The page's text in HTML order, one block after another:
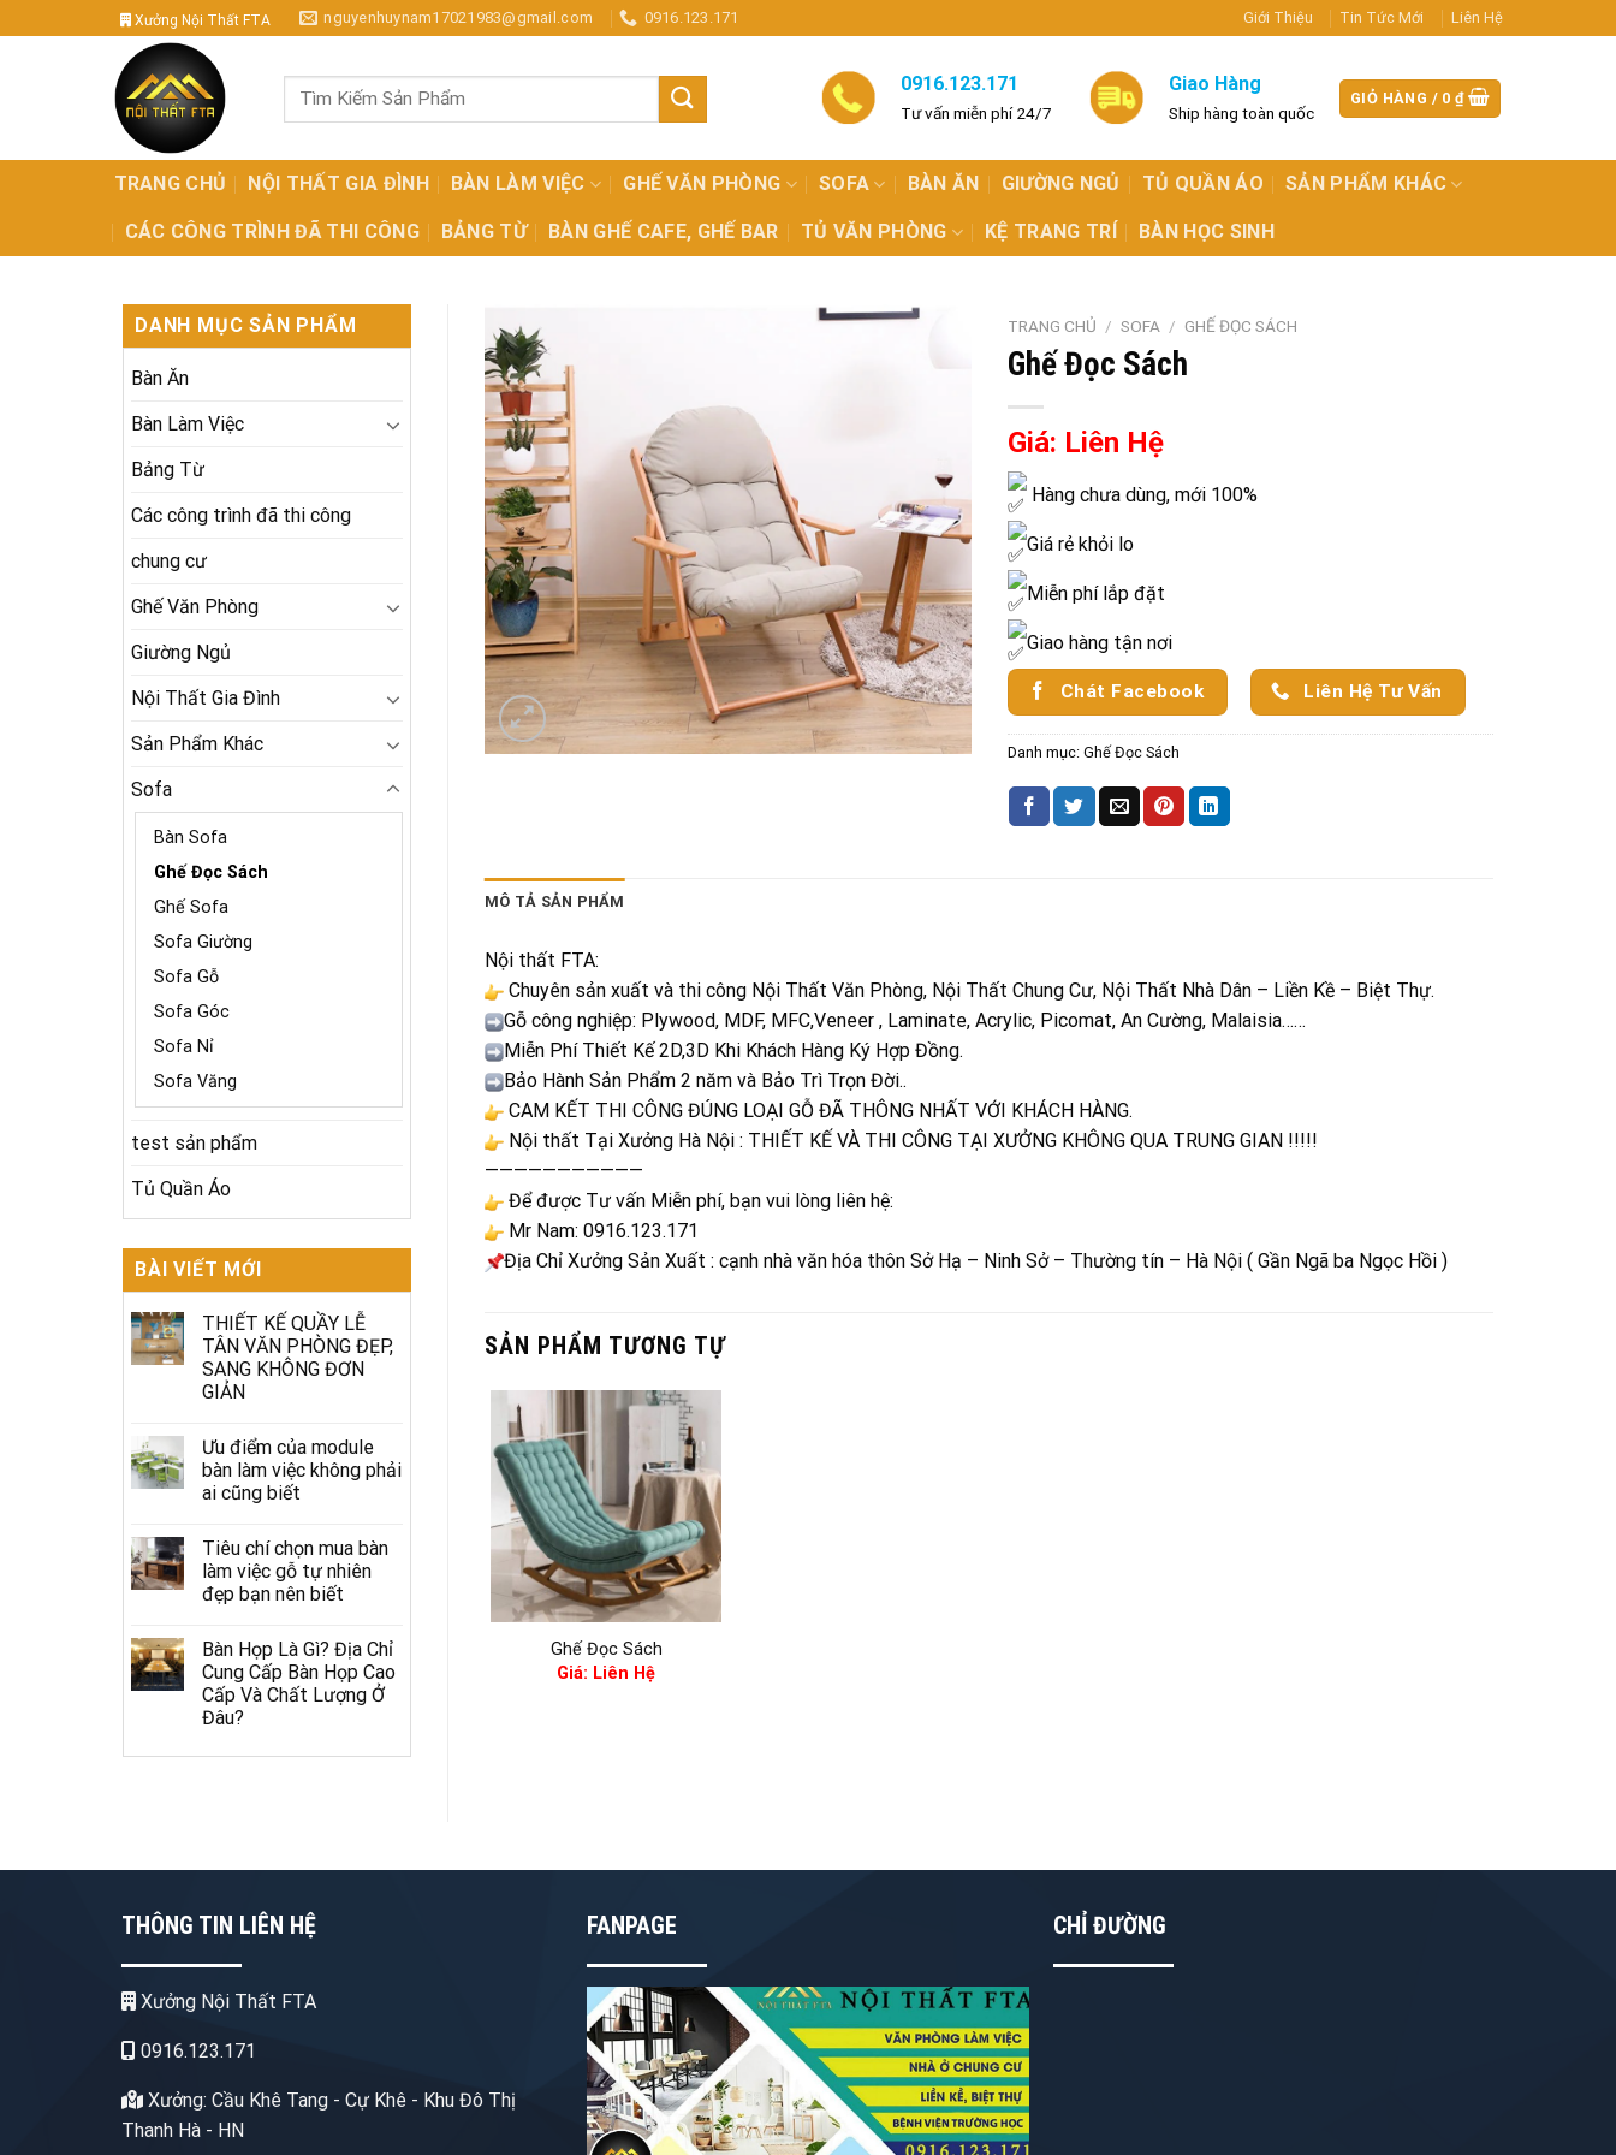
to
Xưởng Nội Thất FTA nguyenhuynam17021983@gmail.com 0916.123.171 Giới Thiệu Tin Tức Mới Liên Hệ
Tìm
0916.123.171
Tư vấn miễn phí 24/7
Giao Hàng
Ship hàng toàn quốc
GIỎ HÀNG / 0₫
TRANG CHỦ NỘI THẤT GIA ĐÌNH BÀN LÀM VIỆC GHẾ VĂN PHÒNG SOFA BÀN ĂN GIƯỜNG NGỦ TỦ QUẦN ÁO SẢN PHẨM KHÁC
CÁC CÔNG TRÌNH ĐÃ THI CÔNG BẢNG TỪ BÀN GHẾ CAFE, GHẾ BAR TỦ VĂN PHÒNG KỆ TRANG TRÍ BÀN HỌC SINH
DANH MỤC SẢN PHẨM
Bàn Ăn
Bàn Làm Việc
Bảng Từ
Các công trình đã thi công
chung cư
Ghế Văn Phòng
Giường Ngủ
Nội Thất Gia Đình
Sản Phẩm Khác
Sofa
Bàn Sofa
Ghế Đọc Sách
Ghế Sofa
Sofa Giường
Sofa Gỗ
Sofa Góc
Sofa Nỉ
Sofa Văng
test sản phẩm
Tủ Quần Áo
BÀI VIẾT MỚI
THIẾT KẾ QUẦY LỄ
TÂN VĂN PHÒNG ĐẸP,
SANG KHÔNG ĐƠN
GIẢN
Ưu điểm của module
bàn làm việc không phải
ai cũng biết
Tiêu chí chọn mua bàn
làm việc gỗ tự nhiên
đẹp bạn nên biết
Bàn Họp Là Gì? Địa Chỉ
Cung Cấp Bàn Họp Cao
Cấp Và Chất Lượng Ở
Đâu?
TRANG CHỦ / SOFA / GHẾ ĐỌC SÁCH
Ghế Đọc Sách
Giá: Liên Hệ
Hàng chưa dùng, mới 100%
Giá rẻ khỏi lo
Miễn phí lắp đặt
Giao hàng tận nơi
Chát Facebook Liên Hệ Tư Vấn
Danh mục: Ghế Đọc Sách
MÔ TẢ SẢN PHẨM
Nội thất FTA:
Chuyên sản xuất và thi công Nội Thất Văn Phòng, Nội Thất Chung Cư, Nội Thất Nhà Dân – Liền Kề – Biệt Thự.
Gỗ công nghiệp: Plywood, MDF, MFC,Veneer , Laminate, Acrylic, Picomat, An Cường, Malaisia……
Miễn Phí Thiết Kế 2D,3D Khi Khách Hàng Ký Hợp Đồng.
Bảo Hành Sản Phẩm 2 năm và Bảo Trì Trọn Đời..
CAM KẾT THI CÔNG ĐÚNG LOẠI GỖ ĐÃ THÔNG NHẤT VỚI KHÁCH HÀNG.
Nội thất Tại Xưởng Hà Nội : THIẾT KẾ VÀ THI CÔNG TẠI XƯỞNG KHÔNG QUA TRUNG GIAN !!!!!
———————————
Để được Tư vấn Miễn phí, bạn vui lòng liên hệ:
Mr Nam: 0916.123.171
Địa Chỉ Xưởng Sản Xuất : cạnh nhà văn hóa thôn Sở Hạ – Ninh Sở – Thường tín – Hà Nội ( Gần Ngã ba Ngọc Hồi )
SẢN PHẨM TƯƠNG TỰ
Ghế Đọc Sách
Giá: Liên Hệ
THÔNG TIN LIÊN HỆ
Xưởng Nội Thất FTA
0916.123.171
Xưởng: Cầu Khê Tang - Cự Khê - Khu Đô Thị
Thanh Hà - HN
FANPAGE CHỈ ĐƯỜNG